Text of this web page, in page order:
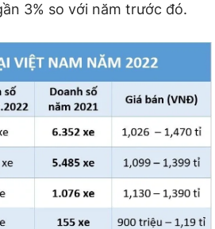
3% so với năm trước đó.